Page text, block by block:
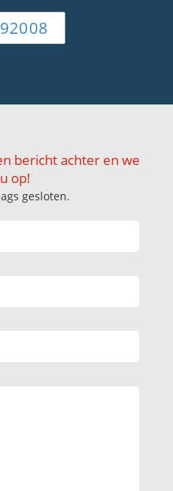
bericht achter en we
op!
gesloten.